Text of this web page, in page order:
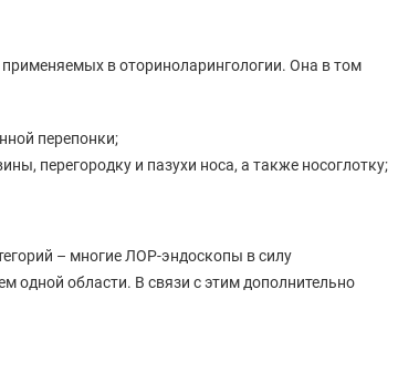
в оториноларингологии. Она в том
перепонки;
перегородку и пазухи носа, а также носоглотку;
– многие ЛОР-эндоскопы в силу
одной области. В связи с этим дополнительно